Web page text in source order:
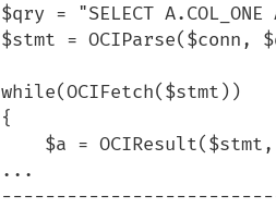
$qry = "SELECT
$stmt = OCIParse($conn,
while(OCIFetch($stmt))
{
...